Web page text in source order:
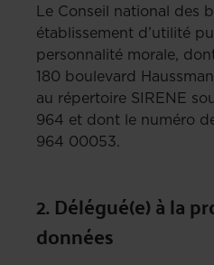
Le Conseil national des
établissement d’utilité
personnalité morale,
180 boulevard
au répertoire SIRENE
964 et dont le numéro
964 00053.
2. Délégué(e) à la
données